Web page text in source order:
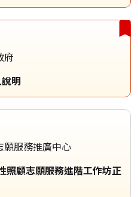
府
明
願服務推廣中心
照顧志願服務進階工作坊正